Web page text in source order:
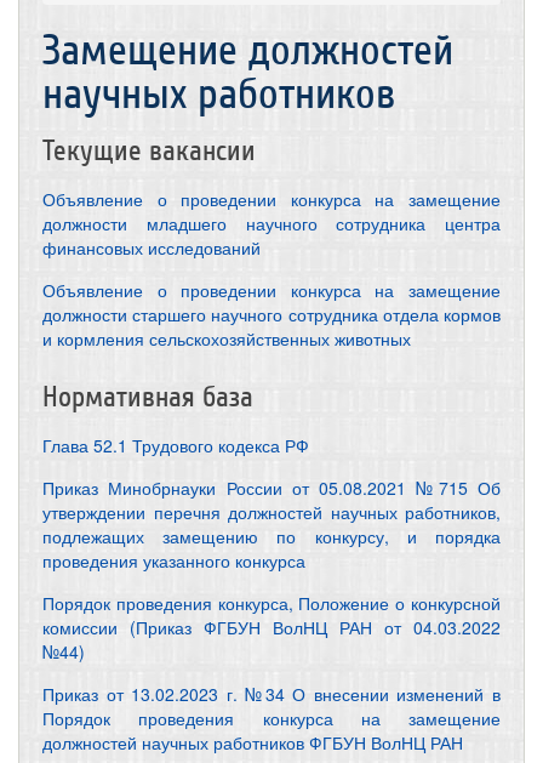
Замещение должностей
научных работников
Текущие вакансии
Объявление о проведении конкурса на замещение
должности младшего научного сотрудника центра
финансовых исследований
Объявление о проведении конкурса на замещение
должности старшего научного сотрудника отдела кормов
и кормления сельскохозяйственных животных
Нормативная база
Глава 52.1 Трудового кодекса РФ
Приказ Минобрнауки России от 05.08.2021 №715 Об
утверждении перечня должностей научных работников,
подлежащих замещению по конкурсу, и порядка
проведения указанного конкурса
Порядок проведения конкурса, Положение о конкурсной
комиссии (Приказ ФГБУН ВолНЦ РАН от 04.03.2022
№44)
Приказ от 13.02.2023 г. №34 О внесении изменений в
Порядок проведения конкурса на замещение
должностей научных работников ФГБУН ВолНЦ РАН